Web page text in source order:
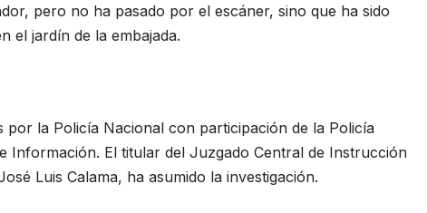
pero no ha pasado por el escáner, sino que ha sido
el jardín de la embajada.
por la Policía Nacional con participación de la Policía
Información. El titular del Juzgado Central de Instrucción
Luis Calama, ha asumido la investigación.